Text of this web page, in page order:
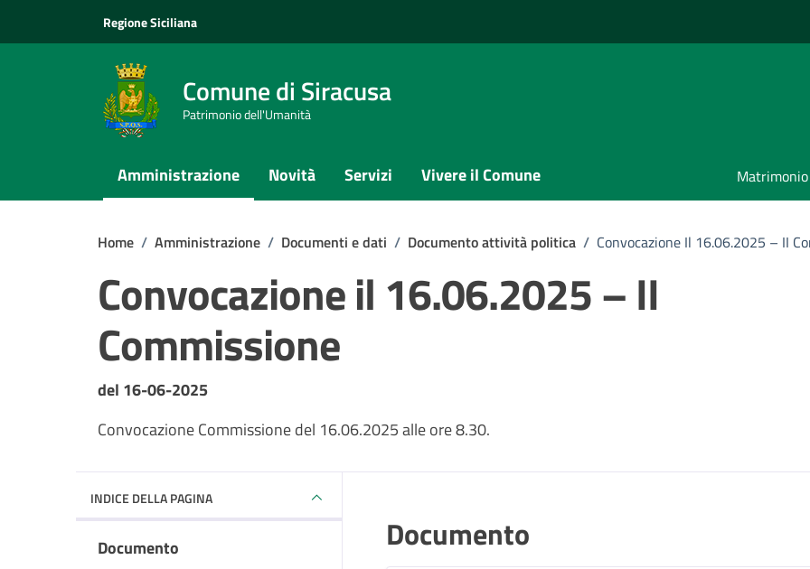
Regione Siciliana
Comune di Siracusa
Patrimonio dell'Umanità
Amministrazione Novità Servizi Vivere il Comune Matrimonio
Home / Amministrazione / Documenti e dati / Documento attività politica / Convocazione Il 16.06.2025 – II
Convocazione il 16.06.2025 – II
Commissione
Dettagli del documento
del 16-06-2025
Convocazione Commissione del 16.06.2025 alle ore 8.30.
INDICE DELLA PAGINA
Documento
Documento